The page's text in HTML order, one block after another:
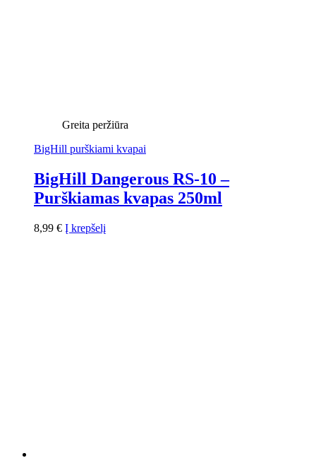
Greita peržiūra
BigHill purškiami kvapai
BigHill Dangerous RS-10 –
Purškiamas kvapas 250ml
8,99 € Į krepšelį